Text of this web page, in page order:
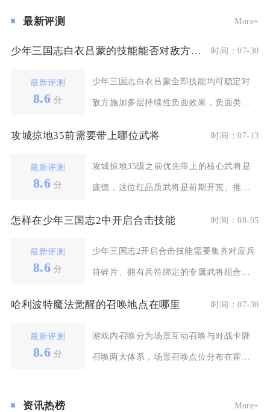
最新评测 More+
少年三国志白衣吕蒙的技能能否对敌方产生负面效果解析 时间：07-30
最新评测
8.6 分
少年三国志白衣吕蒙全部技能均可稳定对
敌方施加多层持续性负面效果，负面类型
攻城掠地35前需要带上哪位武将 时间：07-13
最新评测
8.6 分
攻城掠地35级之前优先带上的核心武将是
庞德，这位红品质武将是前期开荒、推副
怎样在少年三国志2中开启合击技能 时间：08-05
最新评测
8.6 分
少年三国志2开启合击技能需要集齐对应兵
符碎片、拥有兵符绑定的专属武将组合，
哈利波特魔法觉醒的召唤地点在哪里 时间：07-30
最新评测
8.6 分
游戏内召唤分为场景互动召唤与对战卡牌
召唤两大体系，场景召唤点位分布在霍格
资讯热榜 More+